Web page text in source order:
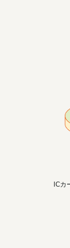
ICカ